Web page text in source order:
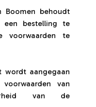
Boomen behoudt
bestelling te
voorwaarden te
wordt aangegaan
van
van de